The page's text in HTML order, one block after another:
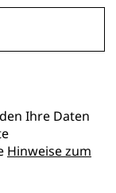
Ihre Daten
Hinweise zum